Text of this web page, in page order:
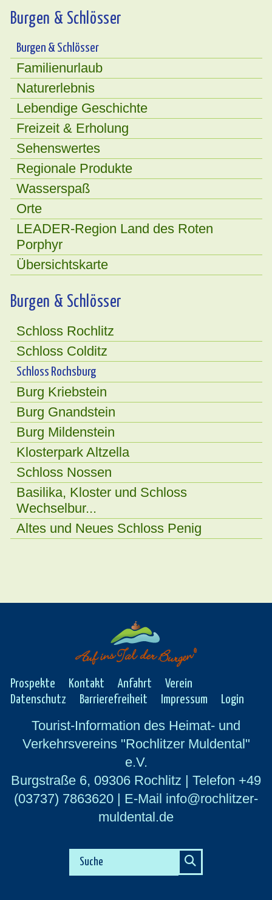
Burgen & Schlösser
Burgen & Schlösser
Familienurlaub
Naturerlebnis
Lebendige Geschichte
Freizeit & Erholung
Sehenswertes
Regionale Produkte
Wasserspaß
Orte
LEADER-Region Land des Roten
Porphyr
Übersichtskarte
Burgen & Schlösser
Schloss Rochlitz
Schloss Colditz
Schloss Rochsburg
Burg Kriebstein
Burg Gnandstein
Burg Mildenstein
Klosterpark Altzella
Schloss Nossen
Basilika, Kloster und Schloss
Wechselbur...
Altes und Neues Schloss Penig
Prospekte Kontakt Anfahrt
Verein
Datenschutz
Barrierefreiheit Impressum Login
Tourist-Information des Heimat- und
Verkehrsvereins "Rochlitzer Muldental"
e.V.
Burgstraße 6, 09306 Rochlitz | Telefon +49
(03737) 7863620 | E-Mail info@rochlitzer-
muldental.de